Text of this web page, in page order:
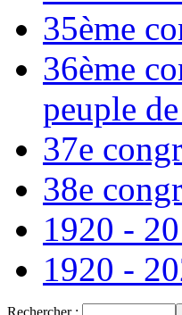
35ème
36ème
peuple
37e
38e
1920 -
1920 -
Rechercher :